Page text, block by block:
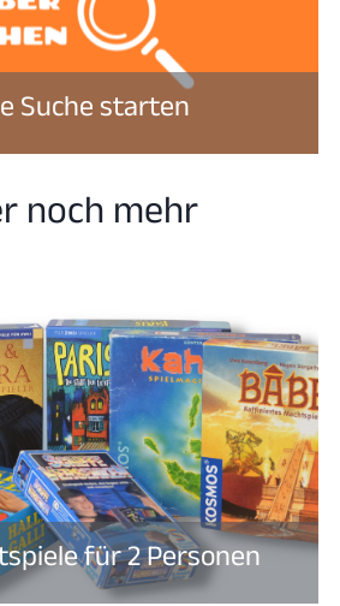
Suche starten
noch mehr
für 2 Personen​